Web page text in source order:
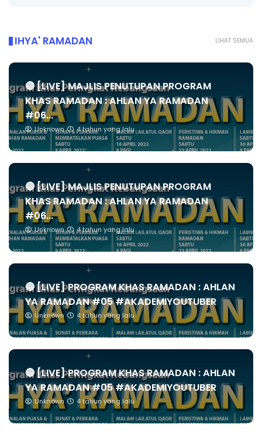
LIHAT SEMUA
IHYA' RAMADAN
🔴 [LIVE] MAJLIS PENUTUPAN PROGRAM
KHAS RAMADAN : AHLAN YA RAMADAN
#06...
Unknown 4 tahun yang lalu
🔴 [LIVE] MAJLIS PENUTUPAN PROGRAM
KHAS RAMADAN : AHLAN YA RAMADAN
#06...
Unknown 4 tahun yang lalu
🔴 [LIVE] PROGRAM KHAS RAMADAN : AHLAN
YA RAMADAN #05 #AKADEMIYOUTUBER
Unknown 4 tahun yang lalu
🔴 [LIVE] PROGRAM KHAS RAMADAN : AHLAN
YA RAMADAN #05 #AKADEMIYOUTUBER
Unknown 4 tahun yang lalu